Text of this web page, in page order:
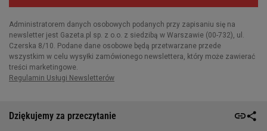
Dziękujemy za przeczytanie